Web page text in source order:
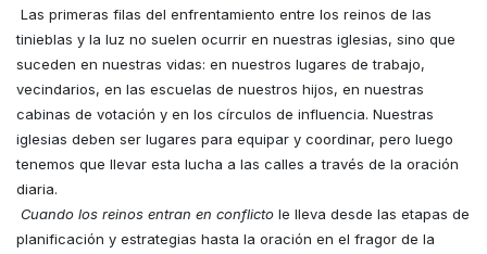
Las primeras filas del enfrentamiento entre los reinos de las
tinieblas y la luz no suelen ocurrir en nuestras iglesias, sino que
suceden en nuestras vidas: en nuestros lugares de trabajo,
vecindarios, en las escuelas de nuestros hijos, en nuestras
cabinas de votación y en los círculos de influencia. Nuestras
iglesias deben ser lugares para equipar y coordinar, pero luego
tenemos que llevar esta lucha a las calles a través de la oración
diaria.
Cuando los reinos entran en conflicto le lleva desde las etapas de
planificación y estrategias hasta la oración en el fragor de la